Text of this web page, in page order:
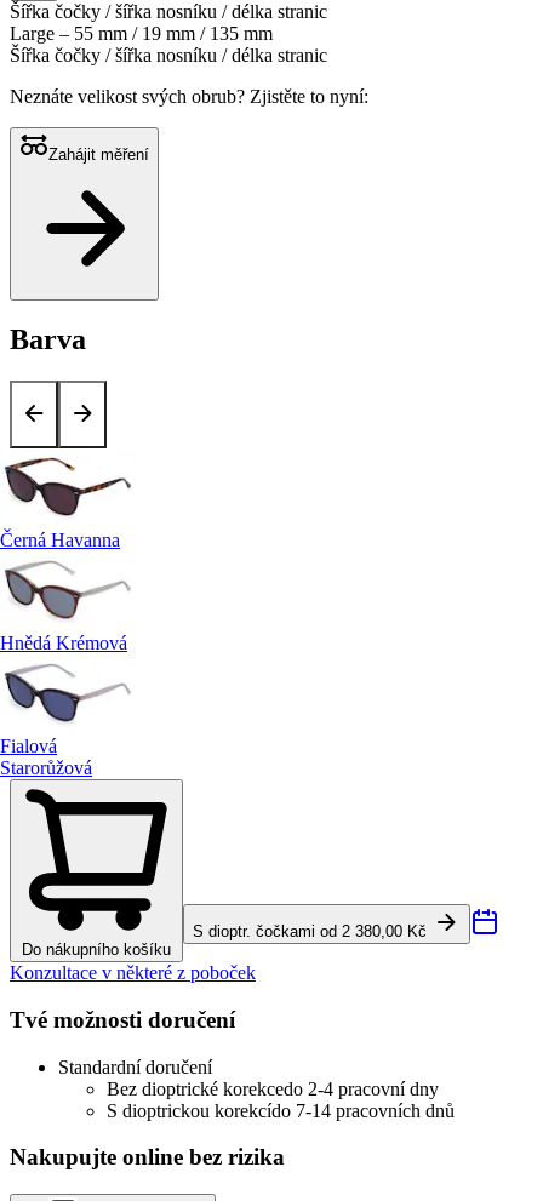
Šířka čočky / šířka nosníku / délka stranic
Large – 55 mm / 19 mm / 135 mm
Šířka čočky / šířka nosníku / délka stranic
Neznáte velikost svých obrub? Zjistěte to nyní:
Zahájit měření
Barva
Černá Havanna
Hnědá Krémová
Fialová
Starorůžová
Do nákupního košíku
S dioptr. čočkami od 2 380,00 Kč
Konzultace v některé z poboček
Tvé možnosti doručení
Standardní doručení
Bez dioptrické korekcedo 2-4 pracovní dny
S dioptrickou korekcído 7-14 pracovních dnů
Nakupujte online bez rizika